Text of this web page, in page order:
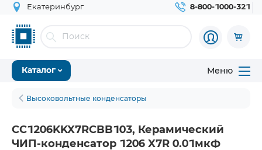
Екатеринбург 8-800-1000-321
Каталог Меню
Высоковольтные конденсаторы
CC1206KKX7RCBB103, Керамический
ЧИП-конденсатор 1206 X7R 0.01мкФ